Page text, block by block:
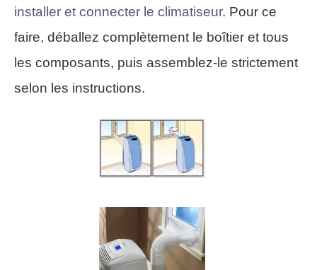
installer et connecter le climatiseur. Pour ce
faire, déballez complètement le boîtier et tous
les composants, puis assemblez-le strictement
selon les instructions.